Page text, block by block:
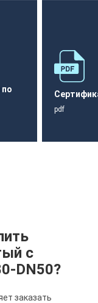
по
pdf
с
DN50?
заказать